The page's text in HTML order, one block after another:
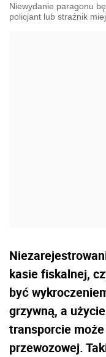
Niewydanie paragonu
policjant lub strażnik
kasie fiskalnej,
być
grzywną, a
transporcie
przewozowej.